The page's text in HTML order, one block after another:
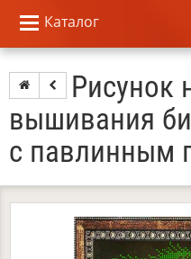
Каталог
Рисунок
вышивания
с павлинным